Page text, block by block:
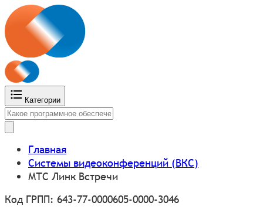
Категории
Главная
Системы видеоконференций (ВКС)
МТС Линк Встречи
Код ГРПП: 643-77-0000605-0000-3046